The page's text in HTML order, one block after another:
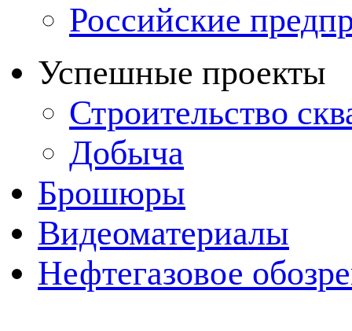
Российские
Успешные проекты
Строительство
Добыча
Брошюры
Видеоматериалы
Нефтегазовое